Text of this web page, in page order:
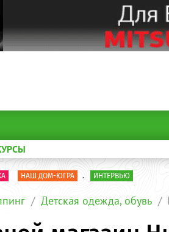
НАШ ДОМ-ЮГРА . ИНТЕРВЬЮ
Детская одежда, обувь